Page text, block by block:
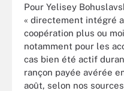
Pour Yelisey
« directement intégré
coopération plus ou
notamment pour les
cas bien été actif
rançon payée avérée
août, selon nos